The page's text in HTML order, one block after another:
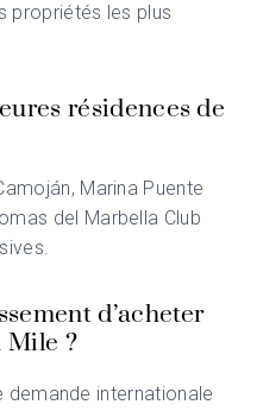
propriétés les plus
résidences de
Marina Puente
del Marbella Club
d’acheter
Mile ?
demande internationale